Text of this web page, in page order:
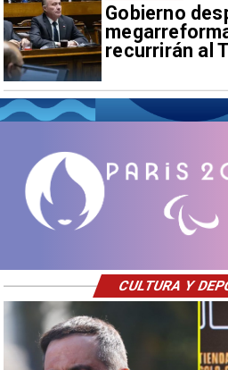
Gobierno
recurrirán al
CULTURA Y